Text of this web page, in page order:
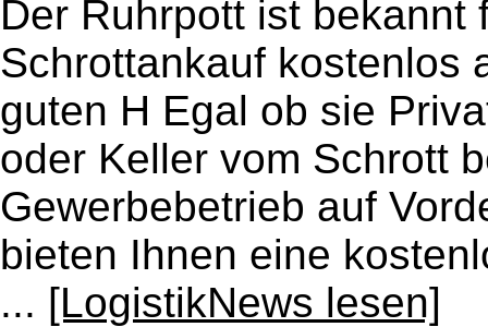
Der Ruhrpott ist bekannt
Schrottankauf kostenlos
guten H Egal ob sie
oder Keller vom Schrott
Gewerbebetrieb auf
bieten Ihnen eine
... [LogistikNews lesen]